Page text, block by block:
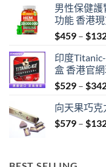
男性保健護
功能 香港
$459 – $
印度
盒 香港官
$529 – $
向天果巧克
$579 – $